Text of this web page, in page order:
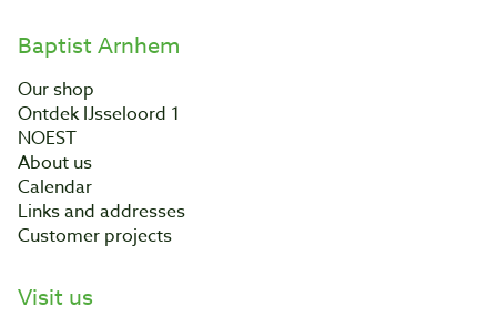
Baptist Arnhem
Our shop
Ontdek IJsseloord 1
NOEST
About us
Calendar
Links and addresses
Customer projects
Visit us